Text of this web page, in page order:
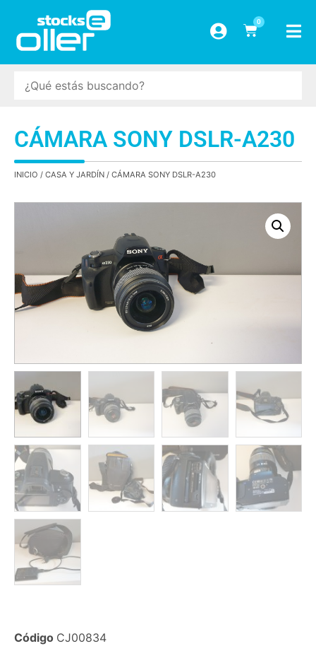
0
CÁMARA SONY DSLR-A230
INICIO / CASA Y JARDÍN / CÁMARA SONY DSLR-A230
Código CJ00834